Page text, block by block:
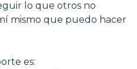
lo que otros no
mismo que puedo hacer
es: